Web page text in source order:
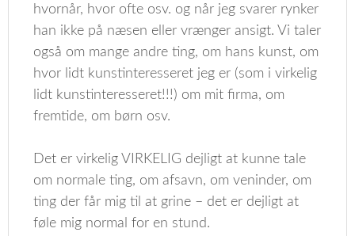
hvornår, hvor ofte osv. og når jeg svarer rynker
han ikke på næsen eller vrænger ansigt. Vi taler
også om mange andre ting, om hans kunst, om
hvor lidt kunstinteresseret jeg er (som i virkelig
lidt kunstinteresseret!!!) om mit firma, om
fremtide, om børn osv.
Det er virkelig VIRKELIG dejligt at kunne tale
om normale ting, om afsavn, om veninder, om
ting der får mig til at grine – det er dejligt at
føle mig normal for en stund.